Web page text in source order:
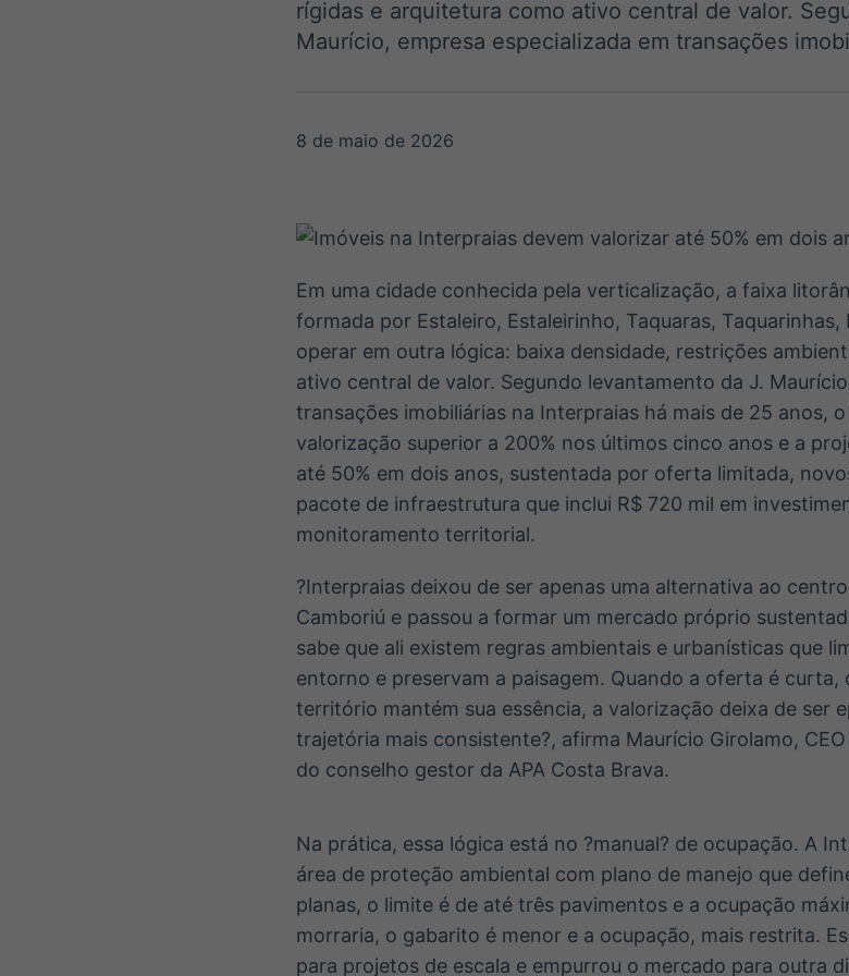
OTC
Plataforma para
Datafeed
APIs para
integração de
Ticker
Cotações e
headlines de
Widgets
Componentes
Wallboard
Conteúdos e
inteligente de
notícias e
plataforma para
analisar fundos
no Brasil
rígidas e arquitetura como ativo central de valor.
Maurício, empresa especializada em transações
8 de maio de 2026
Em uma cidade conhecida pela verticalização, a faixa
formada por Estaleiro, Estaleirinho, Taquaras, Taquarinhas,
operar em outra lógica: baixa densidade, restrições
ativo central de valor. Segundo levantamento da J.
transações imobiliárias na Interpraias há mais de 25 anos,
valorização superior a 200% nos últimos cinco anos e a
até 50% em dois anos, sustentada por oferta limitada,
pacote de infraestrutura que inclui R$ 720 mil em
monitoramento territorial.
?Interpraias deixou de ser apenas uma alternativa ao
Camboriú e passou a formar um mercado próprio
sabe que ali existem regras ambientais e urbanísticas que
entorno e preservam a paisagem. Quando a oferta é
território mantém sua essência, a valorização deixa de ser
trajetória mais consistente?, afirma Maurício Girolamo, CEO
do conselho gestor da APA Costa Brava.
Na prática, essa lógica está no ?manual? de ocupação. A
área de proteção ambiental com plano de manejo que
planas, o limite é de até três pavimentos e a ocupação
morraria, o gabarito é menor e a ocupação, mais restrita.
para projetos de escala e empurrou o mercado para outra